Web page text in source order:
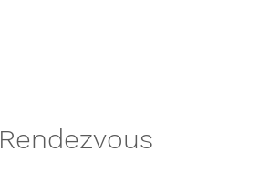
Rendezvous